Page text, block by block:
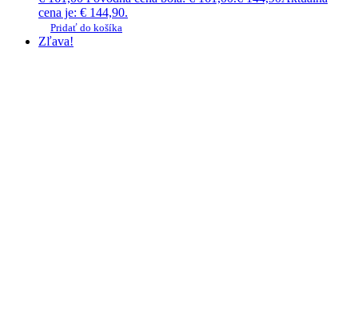
cena je: € 144,90.
Pridať do košíka
Zľava!